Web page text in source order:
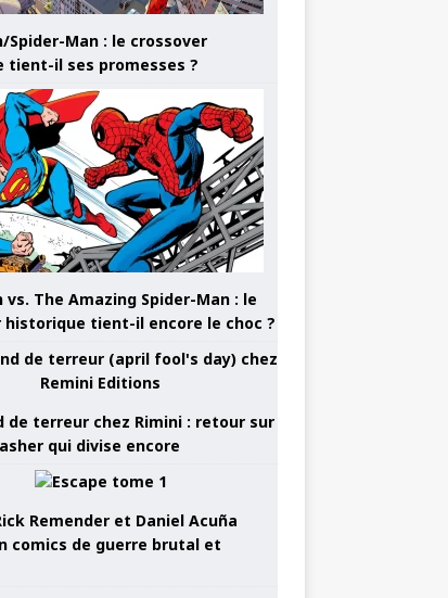
Spider-Man : le crossover
tient-il ses promesses ?
vs. The Amazing Spider-Man : le
historique tient-il encore le choc ?
de terreur chez Rimini : retour sur
qui divise encore
Remender et Daniel Acuña
comics de guerre brutal et